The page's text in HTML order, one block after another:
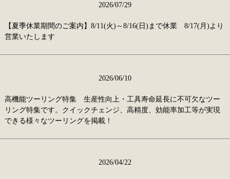
2026/07/29
【夏季休業期間のご案内】8/11(火)～8/16(日)まで休業 8/17(月)より
営業いたします
2026/06/10
高機能ツーリング特集 生産性向上・工具寿命延長に不可欠なツー
リング特集です。クイックチェンジ、高精度、効能率加工等が実現
できる様々なツーリングを掲載！
2026/04/22